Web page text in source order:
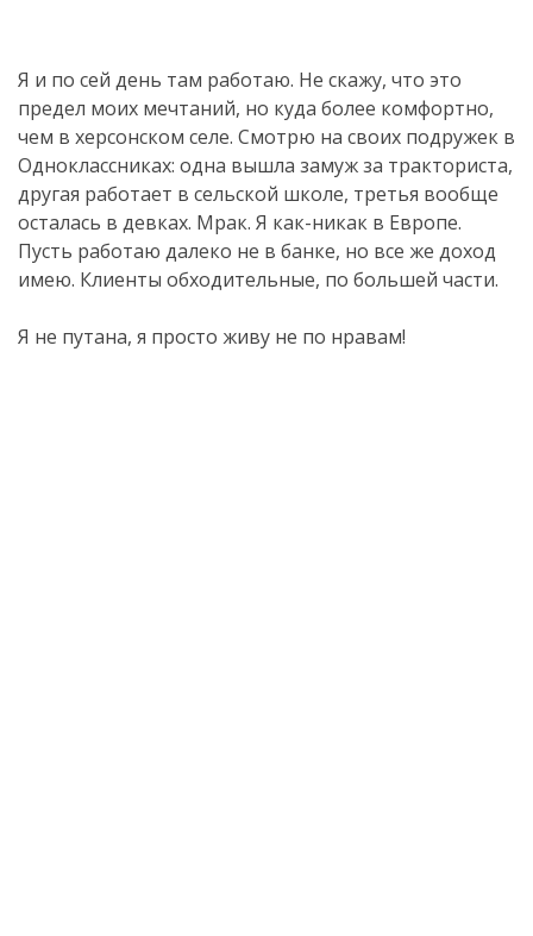
Я и по сей день там работаю. Не скажу, что это
предел моих мечтаний, но куда более комфортно,
чем в херсонском селе. Смотрю на своих подружек в
Одноклассниках: одна вышла замуж за тракториста,
другая работает в сельской школе, третья вообще
осталась в девках. Мрак. Я как-никак в Европе.
Пусть работаю далеко не в банке, но все же доход
имею. Клиенты обходительные, по большей части.
Я не путана, я просто живу не по нравам!